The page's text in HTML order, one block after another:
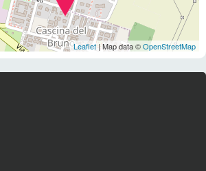
Leaflet| Map data ©OpenStreetMap